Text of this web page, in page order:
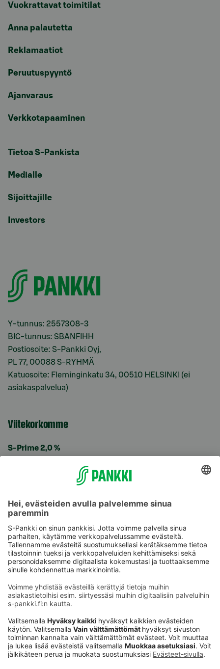
Vuokrattavat toimitilat
Anna palautetta
Reklamaatiot
Peruutuspyyntö
Ajanvaraus
Verkkotapaaminen
Tietoa S-Pankista
Medialle
Sijoittajille
Investors
Y-tunnus: 2557308-3
BIC-tunnus: SBANFIHH
Postiosoite: S-Pankki Oyj,
PL 77, 00088 S-RYHMÄ
Katuosoite: Fleminginkatu 34, 00510 HELSINKI (ei
asiakaspalvelua)
Viitekorkomme
S-Prime 2,0 %
Käyttöehdot
Saavutettavuusseloste
Evästeet
Verkkopalvelujen käytön edellytykset